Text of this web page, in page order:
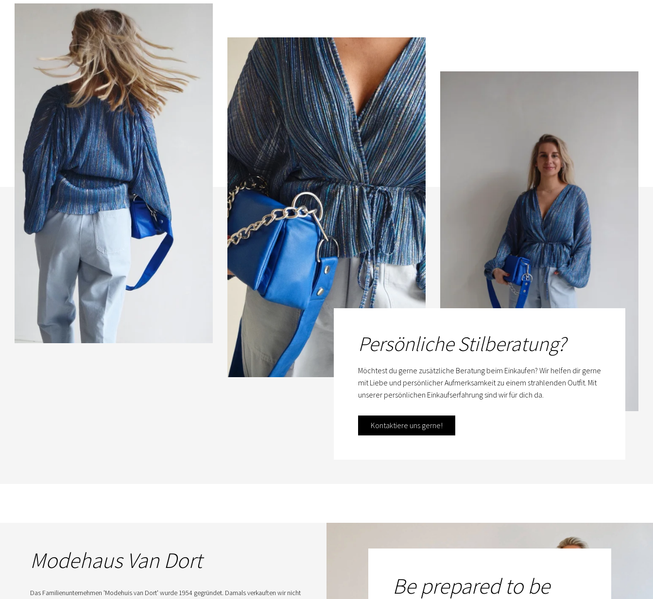
Persönliche Stilberatung?
Möchtest du gerne zusätzliche Beratung beim Einkaufen? Wir helfen dir gerne
mit Liebe und persönlicher Aufmerksamkeit zu einem strahlenden Outfit. Mit
unserer persönlichen Einkaufserfahrung sind wir für dich da.
Kontaktiere uns gerne!
Modehaus Van Dort
Das Familienunternehmen 'Modehuis van Dort' wurde 1954 gegründet. Damals verkauften wir nicht
Be prepared to be